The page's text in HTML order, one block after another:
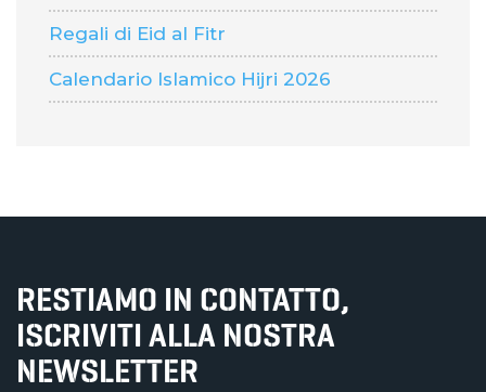
Regali di Eid al Fitr
Calendario Islamico Hijri 2026
RESTIAMO IN CONTATTO,
ISCRIVITI ALLA NOSTRA
NEWSLETTER